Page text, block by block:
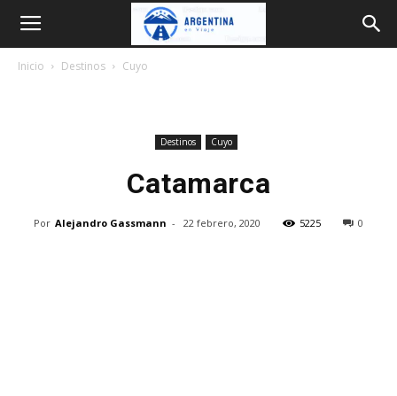
Argentina
Inicio Destinos Cuyo
Destinos Cuyo
Catamarca
Por Alejandro Gassmann - 22 febrero, 2020 5225 0